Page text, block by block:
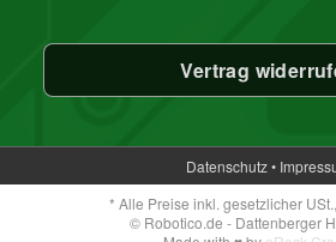
Vertrag
Datenschutz•
* Alle Preise inkl. gesetzlicher
© Robotico.de - Dattenberger